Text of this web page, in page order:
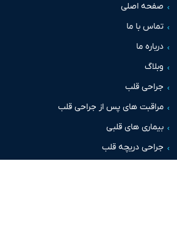
اصلی
با ما
ما
قلب
های پس از جراحی قلب
های قلبی
دریچه قلب